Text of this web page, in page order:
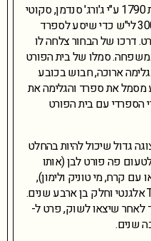
בית Sandeman נוסד בלונדון בשנת 1790 ע"י ג'ורג' סנדמן, סקוטי
נמרץ מפרת, שאבא שלו הלווה לו 300 לי"ש כדי שיסע לספרד
דרכו של הבחור צלחה לו
סמלו של בית הפורט
ארוכה, חבוש בכובע
מסמל את ספרד והגלימה את
הספרדי עם בית הפורט
גדול שיכול להיות בהחלט
פה פורט לבן (אותו
קרח, מי טוניק ולימון),
פורט רובי עשיר וחסון, פורט Tawny אלגנטי וחלק בן ארבע שנים.
לאחר שיצאו לשוק, פרט ל-